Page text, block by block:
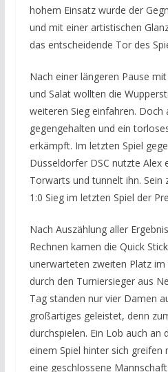
hohem Einsatz wurde der
und mit einer artistischen
das entscheidende Tor des
Nach einer längeren Pause
und Salat wollten die
weiteren Sieg einfahren. Doch
gegengehalten und ein
erkämpft. Im letzten Spiel
Düsseldorfer DSC nutzte Alex
Torwarts und tunnelt ihn.
1:0 Sieg im letzten Spiel der
Nach Auszählung aller
Rechnen kamen die Quick
unerwarteten zweiten Platz
durch den Turniersieger aus
Tag standen nur vier Damen
großartiges geleistet, denn
durchspielen. Ein Lob auch an
einem Spiel hinter sich greifen
eine geschlossene